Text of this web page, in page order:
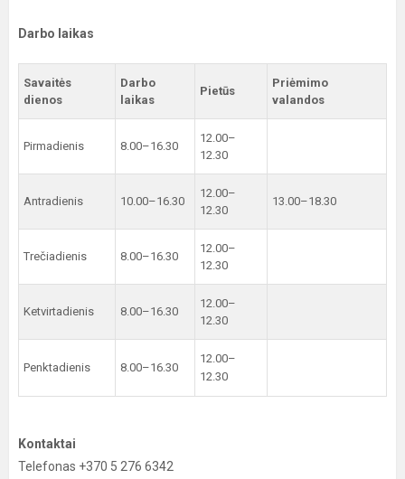
Darbo laikas
Savaitės
dienos
Darbo
laikas
Pietūs
Priėmimo
valandos
Pirmadienis 8.00–16.30
12.00–
12.30
Antradienis 10.00–16.30
12.00–
12.30
13.00–18.30
Trečiadienis 8.00–16.30
12.00–
12.30
Ketvirtadienis 8.00–16.30
12.00–
12.30
Penktadienis 8.00–16.30
12.00–
12.30
Kontaktai
Telefonas +370 5 276 6342